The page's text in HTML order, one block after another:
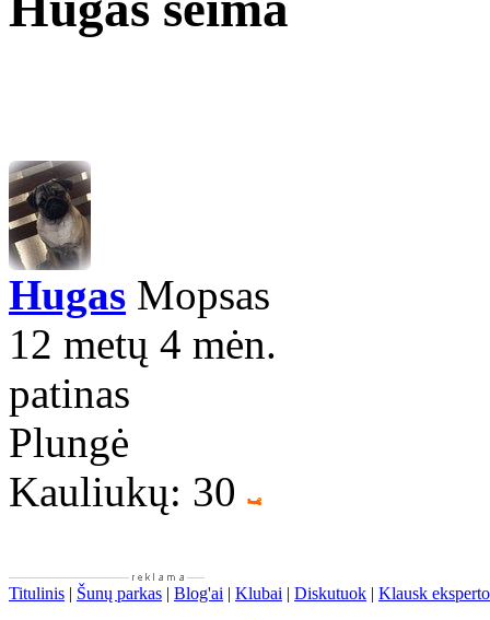
Hugas Mopsas
12 metų 4 mėn.
patinas
Plungė
Kauliukų: 30
Titulinis | Šunų parkas | Blog'ai | Klubai | Diskutuok | Klausk eksperto